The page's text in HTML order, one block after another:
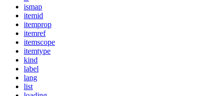
ismap
itemid
itemprop
itemref
itemscope
itemtype
kind
label
lang
list